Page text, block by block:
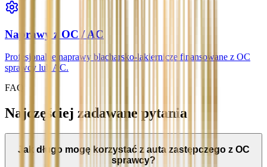
Naprawy z OC / AC
Profesjonalne naprawy blacharsko-lakiernicze finansowane z OC
sprawcy lub AC.
FAQ
Najczęściej zadawane pytania
Jak długo mogę korzystać z auta zastępczego z OC
sprawcy?